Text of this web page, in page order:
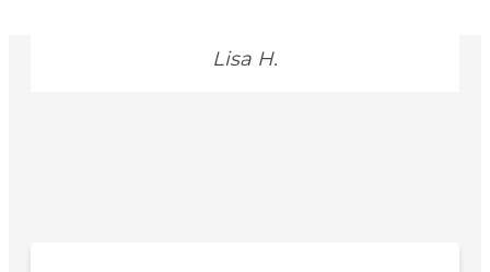
Lisa H.